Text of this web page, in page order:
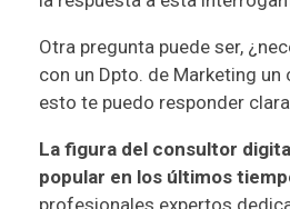
Otra pregunta puede ser,
con un Dpto. de Marketing
esto te puedo responder
La figura del consultor
popular en los últimos
profesionales expertos